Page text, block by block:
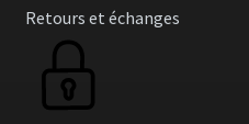
Retours et échanges